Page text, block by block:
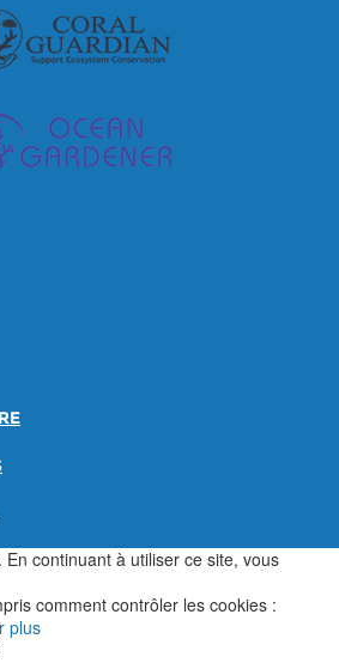
continuant à utiliser ce site, vous
comment contrôler les cookies :
plus